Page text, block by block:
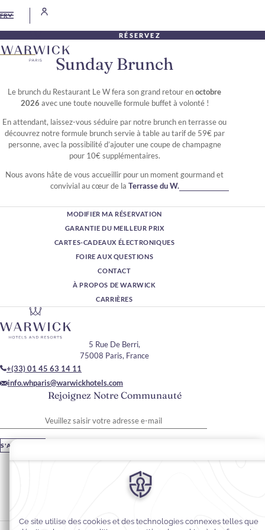
FR
RÉSERVEZ
Sunday Brunch
Le brunch du Restaurant Le W fera son grand retour enoctobre
2026 avec une toute nouvelle formule buffet à volonté !
En attendant, laissez-vous séduire par notre brunch en terrasse ou
découvrez notre formule brunch servie à table au tarif de 59€ par
personne, avec la possibilité d’ajouter une coupe de champagne
pour 10€ supplémentaires.
Nous avons hâte de vous accueillir pour un moment gourmand et
convivial au cœur de la Terrasse du W.
MODIFIER MA RÉSERVATION
GARANTIE DU MEILLEUR PRIX
CARTES-CADEAUX ÉLECTRONIQUES
FOIRE AUX QUESTIONS
CONTACT
À PROPOS DE WARWICK
CARRIÈRES
Rejoignez Notre Communauté
S'ABONNER
5 Rue De Berri,
75008 Paris, France
+(33) 01 45 63 14 11
info.whparis@warwickhotels.com
Restez En Contact
#warwickhotels
#warwickparis
Préférences en matière de cookies